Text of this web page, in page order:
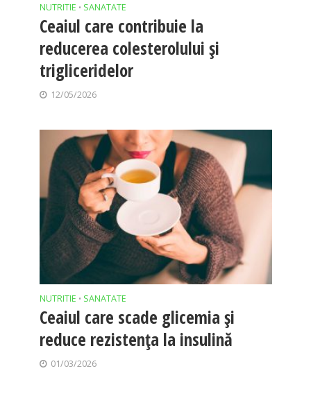
NUTRITIE • SANATATE
Ceaiul care contribuie la
reducerea colesterolului și
trigliceridelor
12/05/2026
NUTRITIE • SANATATE
Ceaiul care scade glicemia și
reduce rezistența la insulină
01/03/2026